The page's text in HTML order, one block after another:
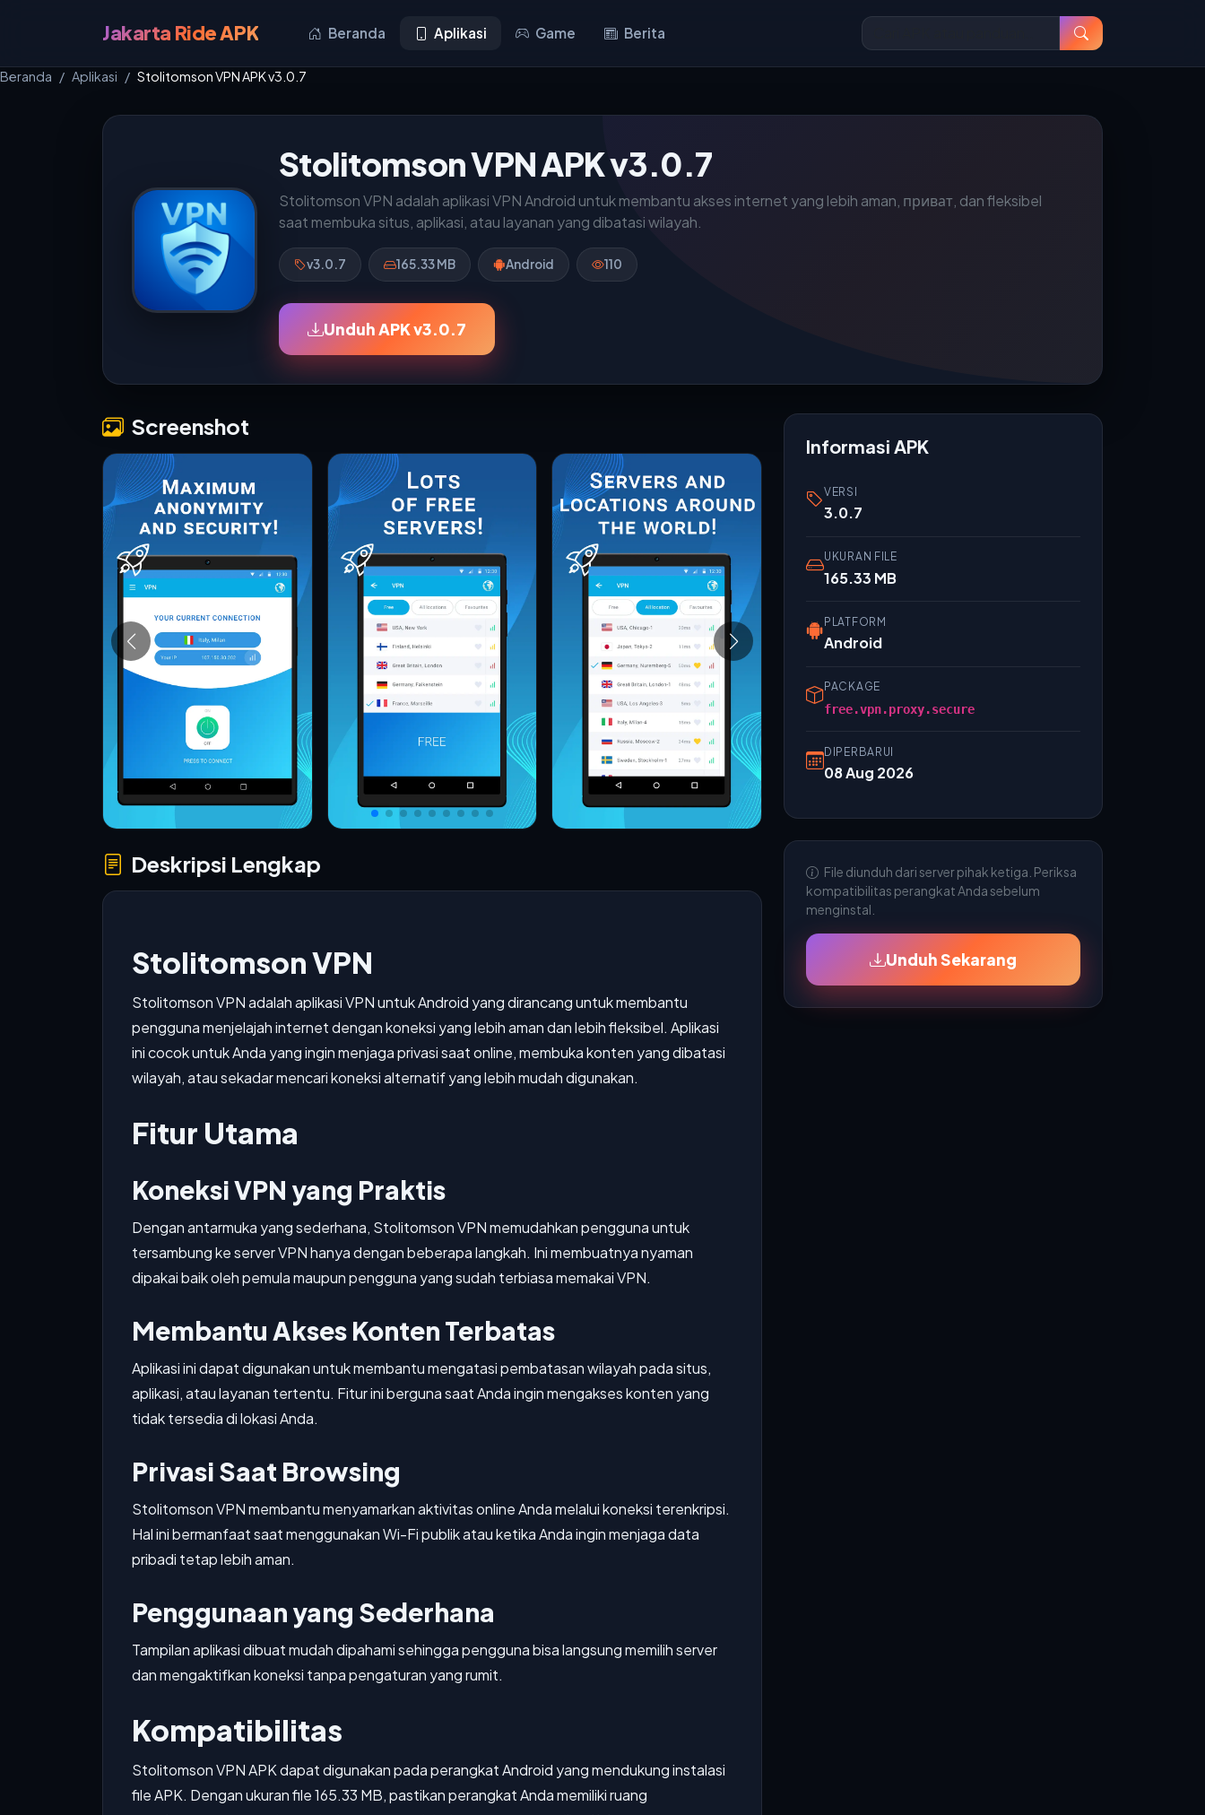
Jakarta Ride APK Beranda Aplikasi Game Berita
Beranda Aplikasi Stolitomson VPN APK v3.0.7
Stolitomson VPN APK v3.0.7
Stolitomson VPN adalah aplikasi VPN Android untuk membantu akses internet yang lebih aman, приват, dan fleksibel
saat membuka situs, aplikasi, atau layanan yang dibatasi wilayah.
v3.0.7 165.33 MB Android 110
Unduh APK v3.0.7
Screenshot
Deskripsi Lengkap
Stolitomson VPN
Stolitomson VPN adalah aplikasi VPN untuk Android yang dirancang untuk membantu
pengguna menjelajah internet dengan koneksi yang lebih aman dan lebih fleksibel. Aplikasi
ini cocok untuk Anda yang ingin menjaga privasi saat online, membuka konten yang dibatasi
wilayah, atau sekadar mencari koneksi alternatif yang lebih mudah digunakan.
Fitur Utama
Koneksi VPN yang Praktis
Dengan antarmuka yang sederhana, Stolitomson VPN memudahkan pengguna untuk
tersambung ke server VPN hanya dengan beberapa langkah. Ini membuatnya nyaman
dipakai baik oleh pemula maupun pengguna yang sudah terbiasa memakai VPN.
Membantu Akses Konten Terbatas
Aplikasi ini dapat digunakan untuk membantu mengatasi pembatasan wilayah pada situs,
aplikasi, atau layanan tertentu. Fitur ini berguna saat Anda ingin mengakses konten yang
tidak tersedia di lokasi Anda.
Privasi Saat Browsing
Stolitomson VPN membantu menyamarkan aktivitas online Anda melalui koneksi terenkripsi.
Hal ini bermanfaat saat menggunakan Wi-Fi publik atau ketika Anda ingin menjaga data
pribadi tetap lebih aman.
Penggunaan yang Sederhana
Tampilan aplikasi dibuat mudah dipahami sehingga pengguna bisa langsung memilih server
dan mengaktifkan koneksi tanpa pengaturan yang rumit.
Kompatibilitas
Stolitomson VPN APK dapat digunakan pada perangkat Android yang mendukung instalasi
file APK. Dengan ukuran file 165.33 MB, pastikan perangkat Anda memiliki ruang
Informasi APK
VERSI
3.0.7
UKURAN FILE
165.33 MB
PLATFORM
Android
PACKAGE
free.vpn.proxy.secure
DIPERBARUI
08 Aug 2026
File diunduh dari server pihak ketiga. Periksa
kompatibilitas perangkat Anda sebelum
menginstal.
Unduh Sekarang